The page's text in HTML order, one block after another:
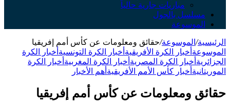
مباريات جارية حالياً
مسلسل بالجول
الموسوعة
الرئيسية/ الموسوعة/حقائق ومعلومات عن كأس أمم إفريقيا
الموسوعة أخبار الكرة الأفريقية أخبار الكرة التونسية أخبار الكرة
الجزائرية أخبار الكرة المصرية أخبار الكرة المغربية أخبار الكرة
الموريتانية أخبار كأس الأمم الأفريقية أهم الأخبار
حقائق ومعلومات عن كأس أمم إفريقيا